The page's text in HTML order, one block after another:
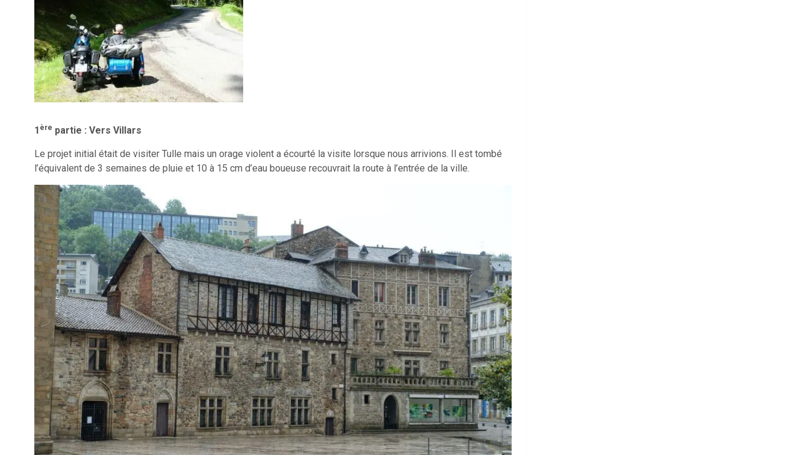
1 ère partie : Vers Villars
Le projet initial était de visiter Tulle mais un orage violent a écourté la visite lorsque nous arrivions. Il est tombé
l’équivalent de 3 semaines de pluie et 10 à 15 cm d’eau boueuse recouvrait la route à l’entrée de la ville.